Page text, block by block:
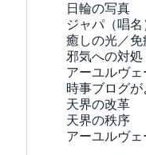
日輪の写真
ジャパ（唱名
癒しの光／
邪気への対処
アーユルヴェ
時事ブログ
天界の改革
天界の秩序
アーユルヴェ